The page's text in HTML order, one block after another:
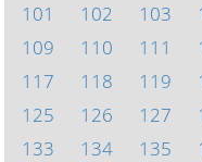
101
102 103
109
110 111
117
118 119
125
126 127
133
134 135